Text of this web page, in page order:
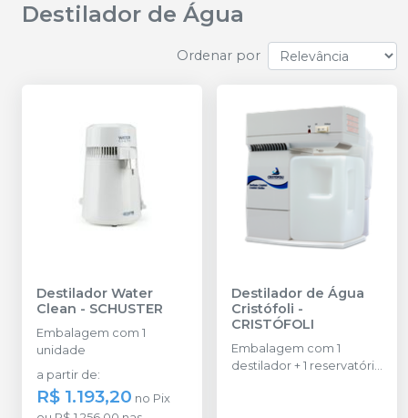
Destilador de Água
Ordenar por
Destilador Water
Clean - SCHUSTER
Embalagem com 1
unidade
a partir de:
R$ 1.193,20 no Pix
Destilador de Água
Cristófoli -
CRISTÓFOLI
Embalagem com 1
destilador + 1 reservatório